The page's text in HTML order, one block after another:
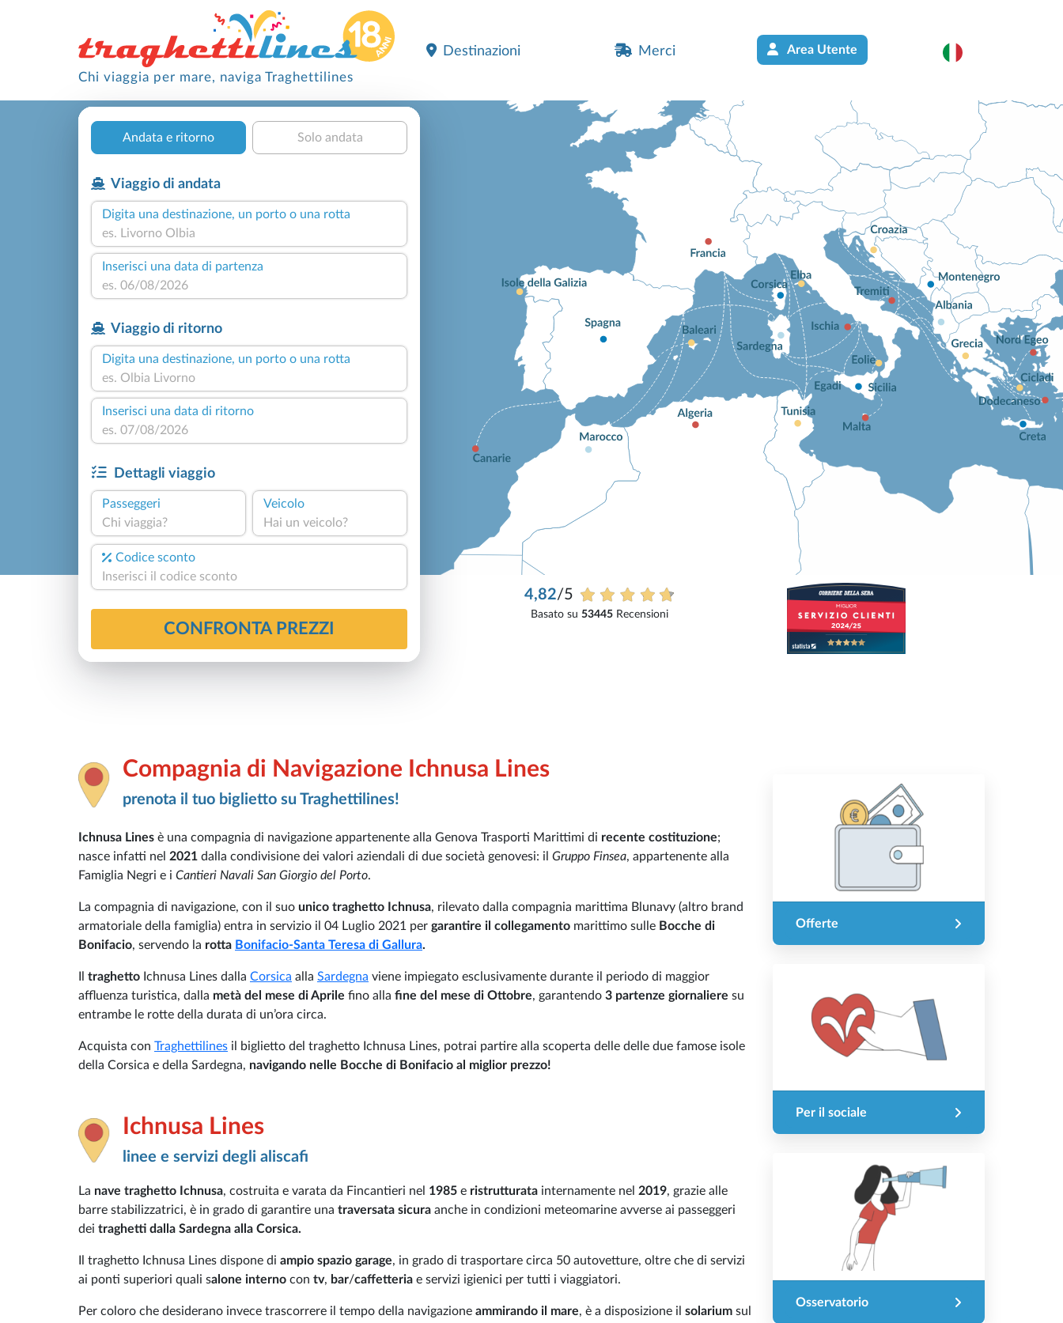
Chi viaggia per mare, naviga Traghettilines
Destinazioni Merci Area Utente
Andata e ritorno Solo andata
Viaggio di andata
Digita una destinazione, un porto o una rotta
Inserisci una data di partenza
Viaggio di ritorno
Digita una destinazione, un porto o una rotta
Inserisci una data di ritorno
Dettagli viaggio
Passeggeri
Chi viaggia?
Veicolo
Hai un veicolo?
Codice sconto
CONFRONTA PREZZI
4,82/5
Basato su53445 Recensioni
Compagnia di Navigazione Ichnusa Lines
prenota il tuo biglietto su Traghettilines!
Ichnusa Lines è una compagnia di navigazione appartenente alla Genova Trasporti Marittimi di recente costituzione;
nasce infatti nel 2021 dalla condivisione dei valori aziendali di due società genovesi: il Gruppo Finsea, appartenente alla
Famiglia Negri e i Cantieri Navali San Giorgio del Porto.
La compagnia di navigazione, con il suo unico traghetto Ichnusa, rilevato dalla compagnia marittima Blunavy (altro brand
armatoriale della famiglia) entra in servizio il 04 Luglio 2021 per garantire il collegamento marittimo sulle Bocche di
Bonifacio, servendo la rotta Bonifacio-Santa Teresa di Gallura.
traghetto Ichnusa Lines dalla Corsica alla Sardegna viene impiegato esclusivamente durante il periodo di maggior
affluenza turistica, dalla metà del mese di Aprile fino alla fine del mese di Ottobre, garantendo 3 partenze giornaliere su
entrambe le rotte della durata di un’ora circa.
Acquista con Traghettilines il biglietto del traghetto Ichnusa Lines, potrai partire alla scoperta delle delle due famose isole
della Corsica e della Sardegna, navigando nelle Bocche di Bonifacio al miglior prezzo!
Ichnusa Lines
linee e servizi degli aliscafi
La nave traghetto Ichnusa, costruita e varata da Fincantieri nel 1985 e ristrutturata internamente nel 2019, grazie alle
barre stabilizzatrici, è in grado di garantire una traversata sicura anche in condizioni meteomarine avverse ai passeggeri
dei traghetti dalla Sardegna alla Corsica.
Il traghetto Ichnusa Lines dispone di ampio spazio garage, in grado di trasportare circa 50 autovetture, oltre che di servizi
ai ponti superiori quali salone interno con tv, bar/caffetteria e servizi igienici per tutti i viaggiatori.
Per coloro che desiderano invece trascorrere il tempo della navigazione ammirando il mare, è a disposizione il solarium sul
Offerte
Per il sociale
Osservatorio